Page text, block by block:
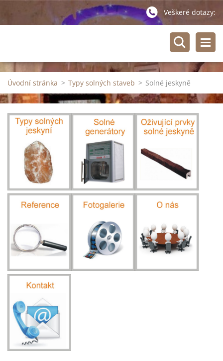
Veškeré dotazy:
Úvodní stránka > Typy solných staveb > Solné jeskyně